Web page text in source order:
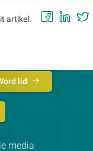
artikel:
lid
media